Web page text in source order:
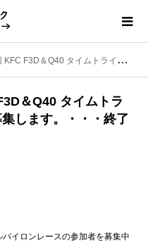
ライアルレース の参加者を募集します。・・・終了しました。
＆Q40 タイムトラ
します。・・・終了
イロンレースの参加者を募集中